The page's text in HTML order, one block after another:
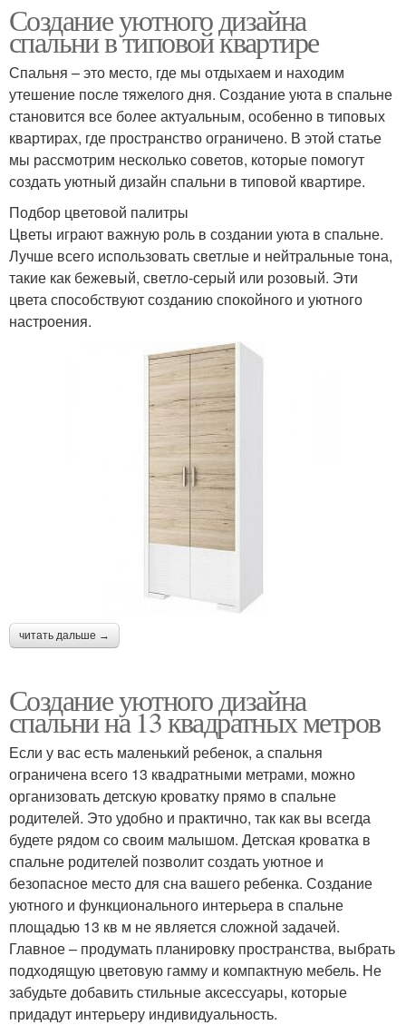
Создание уютного дизайна
спальни в типовой квартире
Спальня – это место, где мы отдыхаем и находим
утешение после тяжелого дня. Создание уюта в спальне
становится все более актуальным, особенно в типовых
квартирах, где пространство ограничено. В этой статье
мы рассмотрим несколько советов, которые помогут
создать уютный дизайн спальни в типовой квартире.
Подбор цветовой палитры
Цветы играют важную роль в создании уюта в спальне.
Лучше всего использовать светлые и нейтральные тона,
такие как бежевый, светло-серый или розовый. Эти
цвета способствуют созданию спокойного и уютного
настроения.
читать дальше →
Создание уютного дизайна
спальни на 13 квадратных метров
Если у вас есть маленький ребенок, а спальня
ограничена всего 13 квадратными метрами, можно
организовать детскую кроватку прямо в спальне
родителей. Это удобно и практично, так как вы всегда
будете рядом со своим малышом. Детская кроватка в
спальне родителей позволит создать уютное и
безопасное место для сна вашего ребенка. Создание
уютного и функционального интерьера в спальне
площадью 13 кв м не является сложной задачей.
Главное – продумать планировку пространства, выбрать
подходящую цветовую гамму и компактную мебель. Не
забудьте добавить стильные аксессуары, которые
придадут интерьеру индивидуальность.